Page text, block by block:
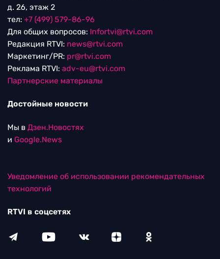
д. 26, этаж 2
тел: +7 (499) 579-86-96
Для общих вопросов: Infortvi@rtvi.com
Редакция RTVI: news@rtvi.com
Маркетинг/PR: pr@rtvi.com
Реклама RTVI: adv-eu@rtvi.com
Партнерские материалы
Достойные новости
Мы в Дзен.Новостях
и Google.News
Уведомление об использовании рекомендательных
технологий
RTVI в соцсетях